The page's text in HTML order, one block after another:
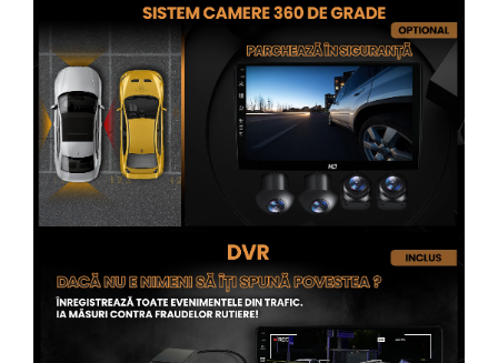
Conectică Skoda
Conectică Honda
Conectică BMW
Conectică BMW
Conectică Chevrolet